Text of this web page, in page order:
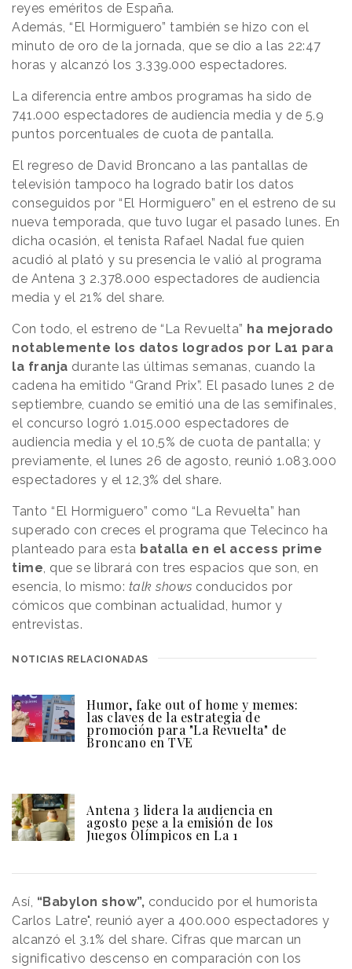
reyes eméritos de España.
Además, “El Hormiguero” también se hizo con el
minuto de oro de la jornada, que se dio a las 22:47
horas y alcanzó los 3.339.000 espectadores.
La diferencia entre ambos programas ha sido de
741.000 espectadores de audiencia media y de 5,9
puntos porcentuales de cuota de pantalla.
El regreso de David Broncano a las pantallas de
televisión tampoco ha logrado batir los datos
conseguidos por “El Hormiguero” en el estreno de su
nueva temporada, que tuvo lugar el pasado lunes. En
dicha ocasión, el tenista Rafael Nadal fue quien
acudió al plató y su presencia le valió al programa
de Antena 3 2.378.000 espectadores de audiencia
media y el 21% del share.
Con todo, el estreno de “La Revuelta” ha mejorado
notablemente los datos logrados por La1 para
la franja durante las últimas semanas, cuando la
cadena ha emitido “Grand Prix”. El pasado lunes 2 de
septiembre, cuando se emitió una de las semifinales,
el concurso logró 1.015.000 espectadores de
audiencia media y el 10,5% de cuota de pantalla; y
previamente, el lunes 26 de agosto, reunió 1.083.000
espectadores y el 12,3% del share.
Tanto “El Hormiguero” como “La Revuelta” han
superado con creces el programa que Telecinco ha
planteado para esta batalla en el access prime
time, que se librará con tres espacios que son, en
esencia, lo mismo: talk shows conducidos por
cómicos que combinan actualidad, humor y
entrevistas.
NOTICIAS RELACIONADAS
Humor, fake out of home y memes:
las claves de la estrategia de
promoción para "La Revuelta" de
Broncano en TVE
Antena 3 lidera la audiencia en
agosto pese a la emisión de los
Juegos Olímpicos en La 1
Así, “Babylon show”, conducido por el humorista
Carlos Latre", reunió ayer a 400.000 espectadores y
alcanzó el 3.1% del share. Cifras que marcan un
significativo descenso en comparación con los